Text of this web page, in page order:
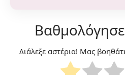
Διάλεξε αστέρια! Μας